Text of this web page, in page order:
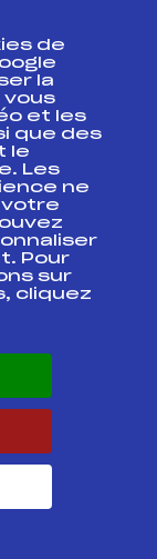
à utiliser mon
la newsletter
et
Pour plus
de vos droits et
Suivi
de
la
et les
que des
le
Les
ne
votre
Pour
sur
cliquez